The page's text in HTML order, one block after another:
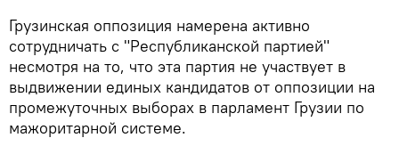
Грузинская оппозиция намерена активно
сотрудничать с "Республиканской партией"
несмотря на то, что эта партия не участвует в
выдвижении единых кандидатов от оппозиции на
промежуточных выборах в парламент Грузии по
мажоритарной системе.